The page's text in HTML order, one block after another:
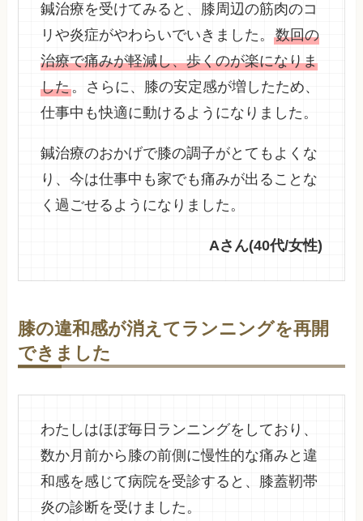
鍼治療を受けてみると、膝周辺の筋肉のコ
リや炎症がやわらいでいきました。数回の
治療で痛みが軽減し、歩くのが楽になりま
した。さらに、膝の安定感が増したため、
仕事中も快適に動けるようになりました。
鍼治療のおかげで膝の調子がとてもよくな
り、今は仕事中も家でも痛みが出ることな
く過ごせるようになりました。
Aさん(40代/女性)
膝の違和感が消えてランニングを再開
できました
わたしはほぼ毎日ランニングをしており、
数か月前から膝の前側に慢性的な痛みと違
和感を感じて病院を受診すると、膝蓋靭帯
炎の診断を受けました。